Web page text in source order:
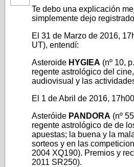
Te debo una explicación
simplemente dejo
El 31 de Marzo de 2016,
UT), entendí:
Asteroide HYGIEA (nº 10,
regente astrológico del
audiovisual y las
El 1 de Abril de 2016,
Asteróide PANDORA (nº
regente astrológico de de
apuestas; la buena y la
sorteos y en las
2004 XQ190). Premios y
2011 SR250).